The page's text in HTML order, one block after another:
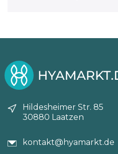
Hildesheimer Str. 85
30880 Laatzen
kontakt@hyamarkt.de